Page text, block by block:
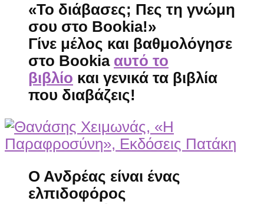
«Το διάβασες; Πες τη γνώμη
σου στο Bookia!»
Γίνε μέλος και βαθμολόγησε
στο Bookia αυτό το
βιβλίο και γενικά τα βιβλία
που διαβάζεις!
Ο Ανδρέας είναι ένας
ελπιδοφόρος